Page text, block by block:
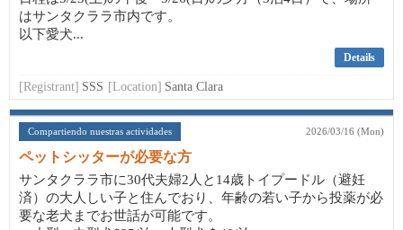
はサンタクララ市内です。
以下愛犬...
Details
[Registrant] SSS [Location] Santa Clara
Compartiendo nuestras actividades 2026/03/16 (Mon)
ペットシッターが必要な方
サンタクララ市に30代夫婦2人と14歳トイプードル（避妊
済）の大人しい子と住んでおり、年齢の若い子から投薬が必
要な老犬までお世話が可能です。